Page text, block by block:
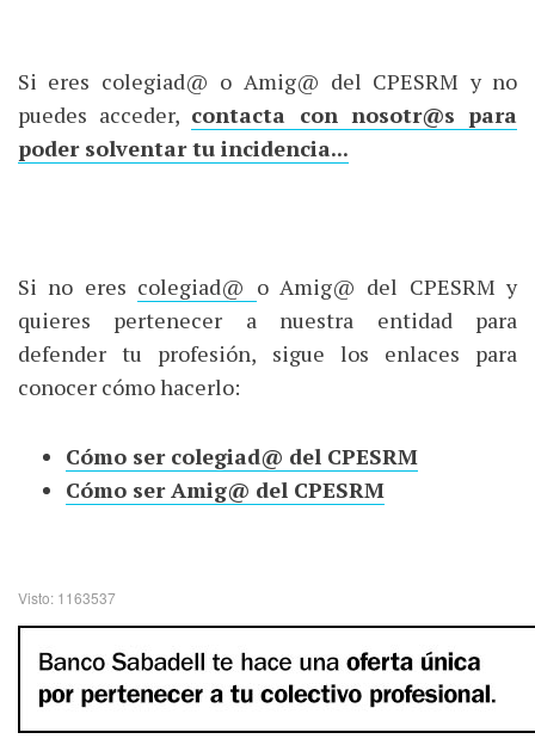
Si eres colegiad@ o Amig@ del CPESRM y no
puedes acceder, contacta con nosotr@s para
poder solventar tu incidencia...
Si no eres colegiad@ o Amig@ del CPESRM y
quieres pertenecer a nuestra entidad para
defender tu profesión, sigue los enlaces para
conocer cómo hacerlo:
Cómo ser colegiad@ del CPESRM
Cómo ser Amig@ del CPESRM
Visto: 1163537